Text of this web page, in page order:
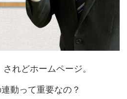
れどホームページ。
動って重要なの？